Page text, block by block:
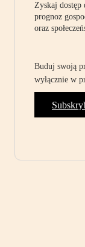
Zyskaj
prognoz
oraz
Buduj swoją
wyłącznie w